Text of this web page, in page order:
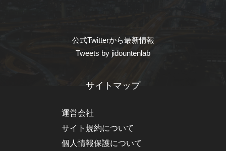
公式Twitterから最新情報
Tweets by jidountenlab
サイトマップ
運営会社
サイト規約について
個人情報保護について